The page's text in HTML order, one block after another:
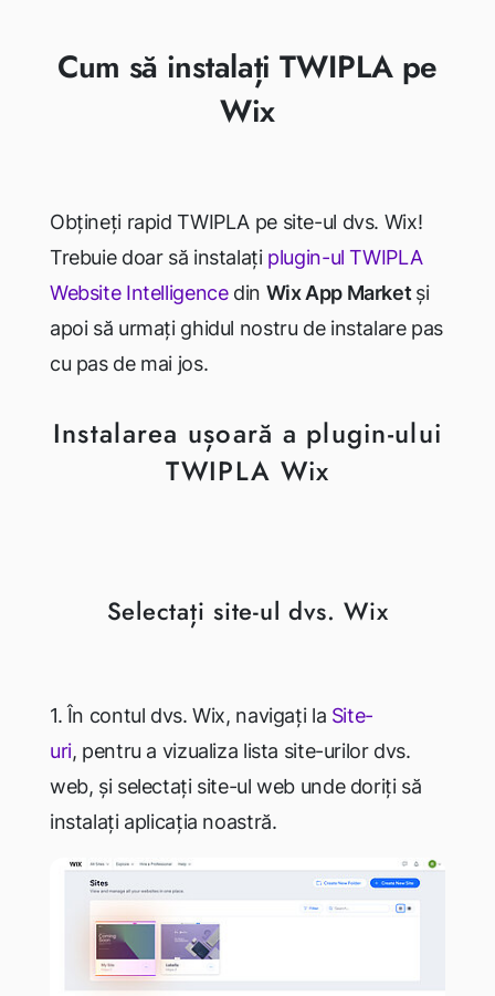
Cum să instalați TWIPLA pe
Wix
Obțineți rapid TWIPLA pe site-ul dvs. Wix!
Trebuie doar să instalați plugin-ul TWIPLA
Website Intelligencedin Wix App Market și
apoi să urmați ghidul nostru de instalare pas
cu pas de mai jos.
Instalarea ușoară a plugin-ului
TWIPLA Wix
Selectați site-ul dvs. Wix
1. În contul dvs. Wix, navigați la Site-
uri, pentru a vizualiza lista site-urilor dvs.
web, și selectați site-ul web unde doriți să
instalați aplicația noastră.